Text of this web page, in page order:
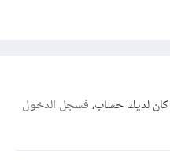
كان لديك حساب،فسجل الدخول